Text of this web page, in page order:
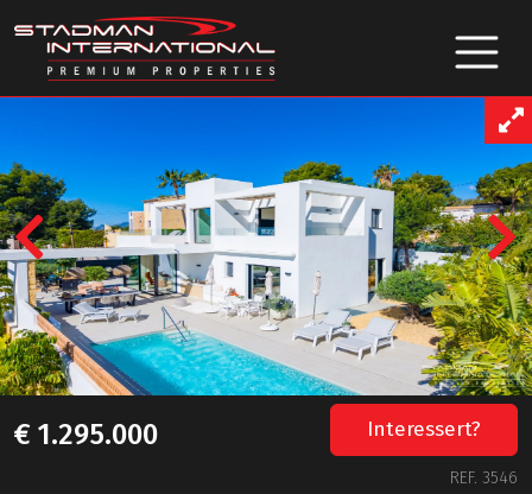
Previous
€ 1.295.000
REF. 3546
Interessert?